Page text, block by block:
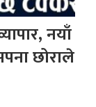
नयाँ
छोराले